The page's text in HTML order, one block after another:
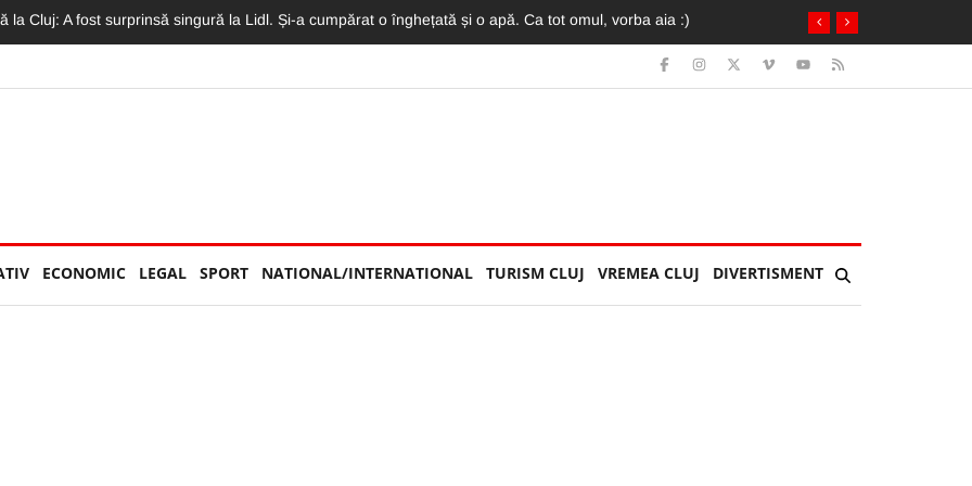
Concertul Lewis Capaldi, arhiplin. Accesul a fost restricționat
ECONOMIC LEGAL SPORT NATIONAL/INTERNATIONAL TURISM CLUJ VREMEA CLUJ DIVERTISMENT